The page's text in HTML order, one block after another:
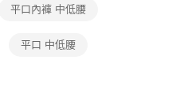
免運費
平口內褲 中低腰
平口 中低腰